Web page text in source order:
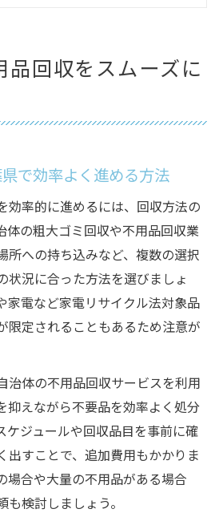
と回収方法を千葉で比較
回収と持ち込みの違いを徹底
回収と持ち込みのメリットと
千葉 持ち込みで知るべき注意事
用品回収で持ち込み先を賢く選
抑える千葉県の不用品回収術
品回収でコストを抑える工夫
千葉市の不用品回収サービス
葉 ランキングを参考に選ぶコ
品回収をスムーズに
で効率よく進める方法
効率的に進めるには、回収方法の
体の粗大ゴミ回収や不用品回収業
所への持ち込みなど、複数の選択
状況に合った方法を選びましょ
家電など家電リサイクル法対象品
限定されることもあるため注意が
治体の不用品回収サービスを利用
抑えながら不要品を効率よく処分
ケジュールや回収品目を事前に確
出すことで、追加費用もかかりま
場合や大量の不用品がある場合
検討しましょう。